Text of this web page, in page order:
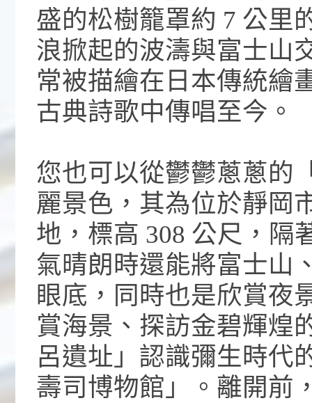
盛的松樹籠罩約 7 公里
浪掀起的波濤與富士山
常被描繪在日本傳統繪
古典詩歌中傳唱至今。
您也可以從鬱鬱蔥蔥的
麗景色，其為位於靜岡
地，標高 308 公尺，隔
氣晴朗時還能將富士山
眼底，同時也是欣賞夜
賞海景、探訪金碧輝煌
呂遺址」認識彌生時代
壽司博物館」。離開前